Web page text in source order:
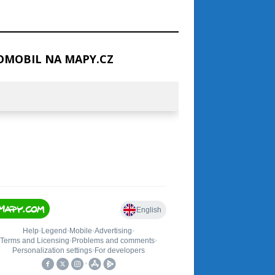
NA MAPY.CZ